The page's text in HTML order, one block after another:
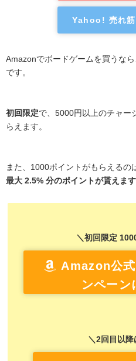
Yahoo! 売れ筋
Amazonでボードゲームを買うなら
です。
初回限定で、5000円以上のチャー
らえます。
また、1000ポイントがもらえるの
最大 2.5% 分のポイントが貰えます
＼初回限定
Amazon公
ンペーン
＼2回目以降